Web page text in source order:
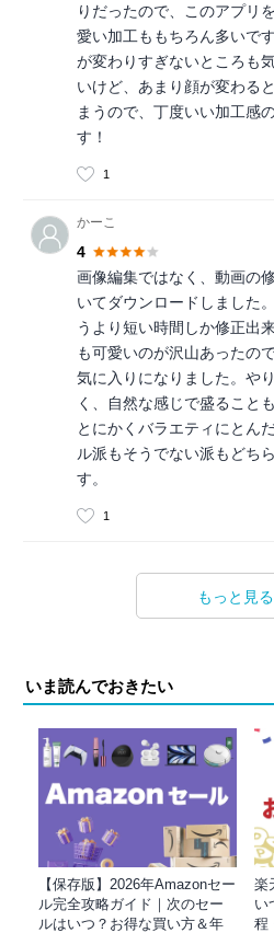
りだったので、このアプリ
愛い加工ももちろん多いで
が変わりすぎないところも
いけど、あまり顔が変わる
まうので、丁度いい加工感
す！
1
かーこ
4
画像編集ではなく、動画の
いてダウンロードしました
うより短い時間しか修正出
も可愛いのが沢山あったの
気に入りになりました。や
く、自然な感じで盛ること
とにかくバラエティにとん
ル派もそうでない派もどち
す。
1
もっと見る
いま読んでおきたい
【保存版】2026年Amazonセー
ル完全攻略ガイド｜次のセー
ルはいつ？お得な買い方＆年
楽
い
程